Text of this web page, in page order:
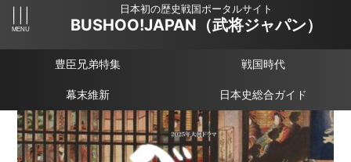
日本初の歴史戦国ポータルサイト
BUSHOO!JAPAN（武将ジャパン）
豊臣兄弟特集 戦国時代
幕末維新 日本史総合ガイド